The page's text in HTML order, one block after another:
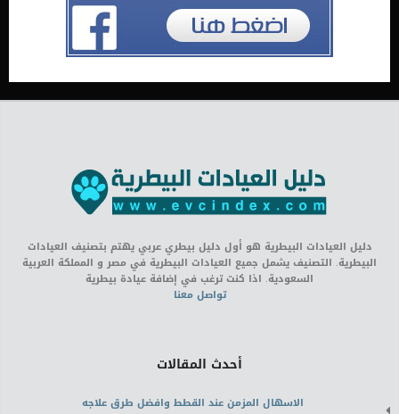
دليل العيادات البيطرية هو أول دليل بيطري عربي يهتم بتصنيف العيادات
البيطرية. التصنيف يشمل جميع العيادات البيطرية في مصر و المملكة العربية
السعودية. اذا كنت ترغب في إضافة عيادة بيطرية
تواصل معنا
أحدث المقالات
الاسهال المزمن عند القطط وافضل طرق علاجه